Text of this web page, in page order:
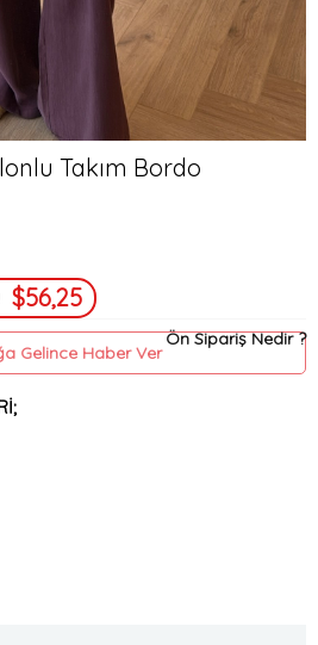
Takım Bordo
$56,25
Ön Sipariş Nedir ?
Gelince Haber Ver